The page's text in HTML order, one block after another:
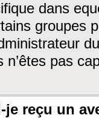
dans
groupes
n’êtes pas
je reçu un